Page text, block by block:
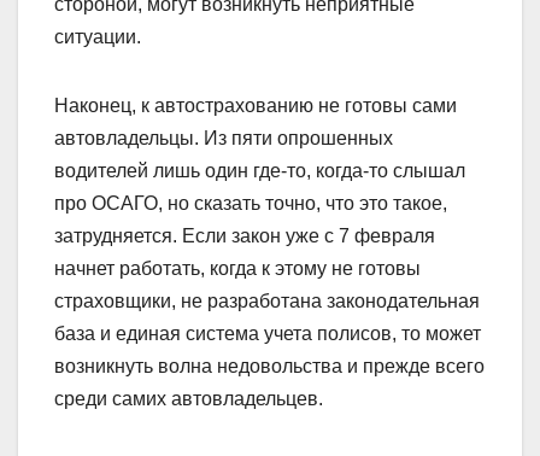
стороной, могут возникнуть неприятные
ситуации.
Наконец, к автострахованию не готовы сами
автовладельцы. Из пяти опрошенных
водителей лишь один где-то, когда-то слышал
про ОСАГО, но сказать точно, что это такое,
затрудняется. Если закон уже с 7 февраля
начнет работать, когда к этому не готовы
страховщики, не разработана законодательная
база и единая система учета полисов, то может
возникнуть волна недовольства и прежде всего
среди самих автовладельцев.